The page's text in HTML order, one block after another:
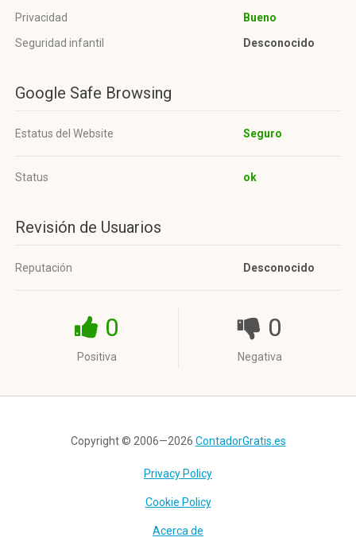
Privacidad
Bueno
Seguridad infantil
Desconocido
Google Safe Browsing
Estatus del Website Seguro
Status ok
Revisión de Usuarios
Reputación Desconocido
0
Positiva
0
Negativa
Copyright © 2006—2026 ContadorGratis.es
Privacy Policy
Cookie Policy
Acerca de